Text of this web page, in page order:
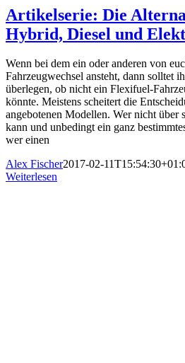
Artikelserie: Die
Hybrid, Diesel und
Wenn bei dem ein oder anderen von
Fahrzeugwechsel ansteht, dann solltet
überlegen, ob nicht ein Flexifuel-
könnte. Meistens scheitert die
angebotenen Modellen. Wer nicht über
kann und unbedingt ein ganz
wer einen
Alex Fischer2017-02-
Weiterlesen